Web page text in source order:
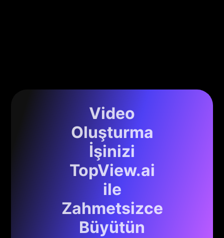
Video
Oluşturma
İşinizi
TopView.ai
ile
Zahmetsizce
Büyütün